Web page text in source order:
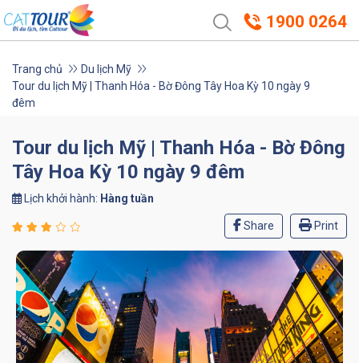
1900 0264
Trang chủ
Du lịch Mỹ
Tour du lịch Mỹ | Thanh Hóa - Bờ Đông Tây Hoa Kỳ 10 ngày 9
đêm
Tour du lịch Mỹ | Thanh Hóa - Bờ Đông
Tây Hoa Kỳ 10 ngày 9 đêm
Lịch khởi hành: Hàng tuần
Share Print